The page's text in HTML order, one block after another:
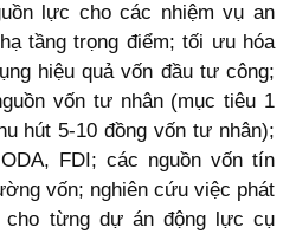
lực cho các nhiệm vụ an
tầng trọng điểm; tối ưu hóa
hiệu quả vốn đầu tư công;
vốn tư nhân (mục tiêu 1
hút 5-10 đồng vốn tư nhân);
FDI; các nguồn vốn tín
vốn; nghiên cứu việc phát
cho từng dự án động lực cụ